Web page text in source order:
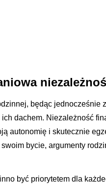
będąc jednocześnie
dachem. Niezależność
autonomię i skutecznie
bycie, argumenty
być priorytetem dla